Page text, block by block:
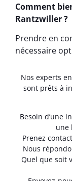
Comment
Rantzwiller ?
Prendre en
nécessaire
Nos experts
sont prêts à
Besoin d’une
une
Prenez
Nous
Quel que soit